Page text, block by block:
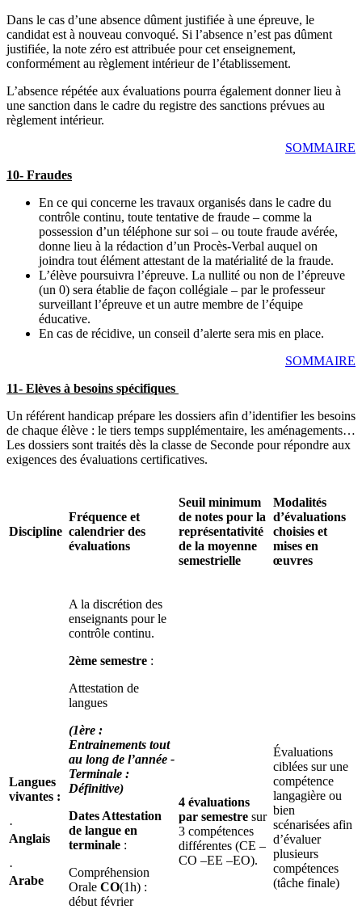
Dans le cas d’une absence dûment justifiée à une épreuve, le
candidat est à nouveau convoqué. Si l’absence n’est pas dûment
justifiée, la note zéro est attribuée pour cet enseignement,
conformément au règlement intérieur de l’établissement.
L’absence répétée aux évaluations pourra également donner lieu à
une sanction dans le cadre du registre des sanctions prévues au
règlement intérieur.
SOMMAIRE
10- Fraudes
En ce qui concerne les travaux organisés dans le cadre du
contrôle continu, toute tentative de fraude – comme la
possession d’un téléphone sur soi – ou toute fraude avérée,
donne lieu à la rédaction d’un Procès-Verbal auquel on
joindra tout élément attestant de la matérialité de la fraude.
L’élève poursuivra l’épreuve. La nullité ou non de l’épreuve
(un 0) sera établie de façon collégiale – par le professeur
surveillant l’épreuve et un autre membre de l’équipe
éducative.
En cas de récidive, un conseil d’alerte sera mis en place.
SOMMAIRE
11- Elèves à besoins spécifiques
Un référent handicap prépare les dossiers afin d’identifier les besoins
de chaque élève : le tiers temps supplémentaire, les aménagements…
Les dossiers sont traités dès la classe de Seconde pour répondre aux
exigences des évaluations certificatives.
Discipline
Fréquence et
calendrier des
évaluations
Seuil minimum
de notes pour la
représentativité
de la moyenne
semestrielle
Modalités
d’évaluations
choisies et
mises en
œuvres
Langues
vivantes :
·
Anglais
·
Arabe
A la discrétion des
enseignants pour le
contrôle continu.
2ème semestre :
Attestation de
langues
(1ère :
Entrainements tout
au long de l’année -
Terminale :
Définitive)
Dates Attestation
de langue en
terminale :
Compréhension
Orale CO(1h) :
début février
4 évaluations
par semestre sur
3 compétences
différentes (CE –
CO –EE –EO).
Évaluations
ciblées sur une
compétence
langagière ou
bien
scénarisées afin
d’évaluer
plusieurs
compétences
(tâche finale)